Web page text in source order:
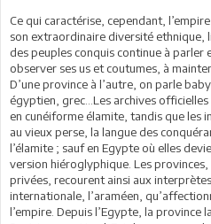
Ce qui caractérise, cependant,
son extraordinaire diversité ethnique,
des peuples conquis continue à parler
observer ses us et coutumes, à
D’une province à l’autre, on parle
égyptien, grec…Les archives
en cunéiforme élamite, tandis que les
au vieux perse, la langue des
l’élamite ; sauf en Egypte où elles
version hiéroglyphique. Les
privées, recourent ainsi aux
internationale, l’araméen,
l’empire. Depuis l’Egypte, la province